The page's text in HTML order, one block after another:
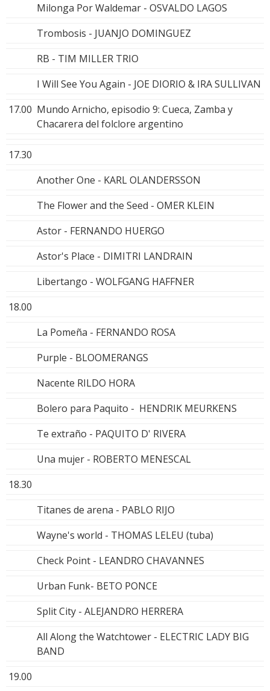
Milonga Por Waldemar - OSVALDO LAGOS
Trombosis - JUANJO DOMINGUEZ
RB - TIM MILLER TRIO
I Will See You Again - JOE DIORIO & IRA SULLIVAN
17.00 Mundo Arnicho, episodio 9: Cueca, Zamba y
Chacarera del folclore argentino
17.30
Another One - KARL OLANDERSSON
The Flower and the Seed - OMER KLEIN
Astor - FERNANDO HUERGO
Astor's Place - DIMITRI LANDRAIN
Libertango - WOLFGANG HAFFNER
18.00
La Pomeña - FERNANDO ROSA
Purple - BLOOMERANGS
Nacente RILDO HORA
Bolero para Paquito - HENDRIK MEURKENS
Te extraño - PAQUITO D' RIVERA
Una mujer - ROBERTO MENESCAL
18.30
Titanes de arena - PABLO RIJO
Wayne's world - THOMAS LELEU (tuba)
Check Point - LEANDRO CHAVANNES
Urban Funk- BETO PONCE
Split City - ALEJANDRO HERRERA
All Along the Watchtower - ELECTRIC LADY BIG
BAND
19.00